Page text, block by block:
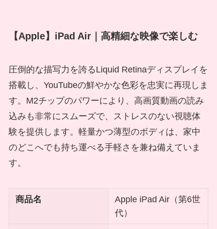
【Apple】iPad Air｜高精細な映像で楽しむ
圧倒的な描写力を誇るLiquid Retinaディスプレイを
搭載し、YouTubeの鮮やかな色彩を忠実に再現しま
す。M2チップのパワーにより、高画質動画の読み
込みも非常にスムーズで、ストレスのない視聴体
験を提供します。軽量かつ薄型のボディは、家中
のどこへでも持ち運べる手軽さを兼ね備えていま
す。
商品名
Apple iPad Air（第6世
代）